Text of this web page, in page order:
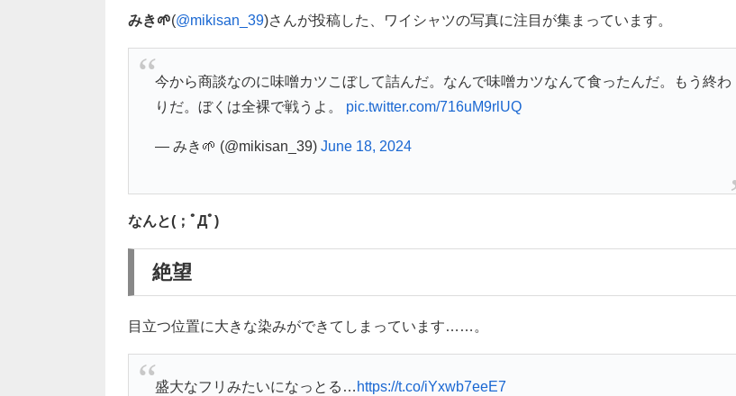
みき🌱(@mikisan_39)さんが投稿した、ワイシャツの写真に注目が集まっています。
今から商談なのに味噌カツこぼして詰んだ。なんで味噌カツなんて食ったんだ。もう終わ
りだ。ぼくは全裸で戦うよ。 pic.twitter.com/716uM9rlUQ
— みき🌱 (@mikisan_39) June 18, 2024
なんと(；ﾟДﾟ)
絶望
目立つ位置に大きな染みができてしまっています……。
盛大なフリみたいになっとる… https://t.co/iYxwb7eeE7